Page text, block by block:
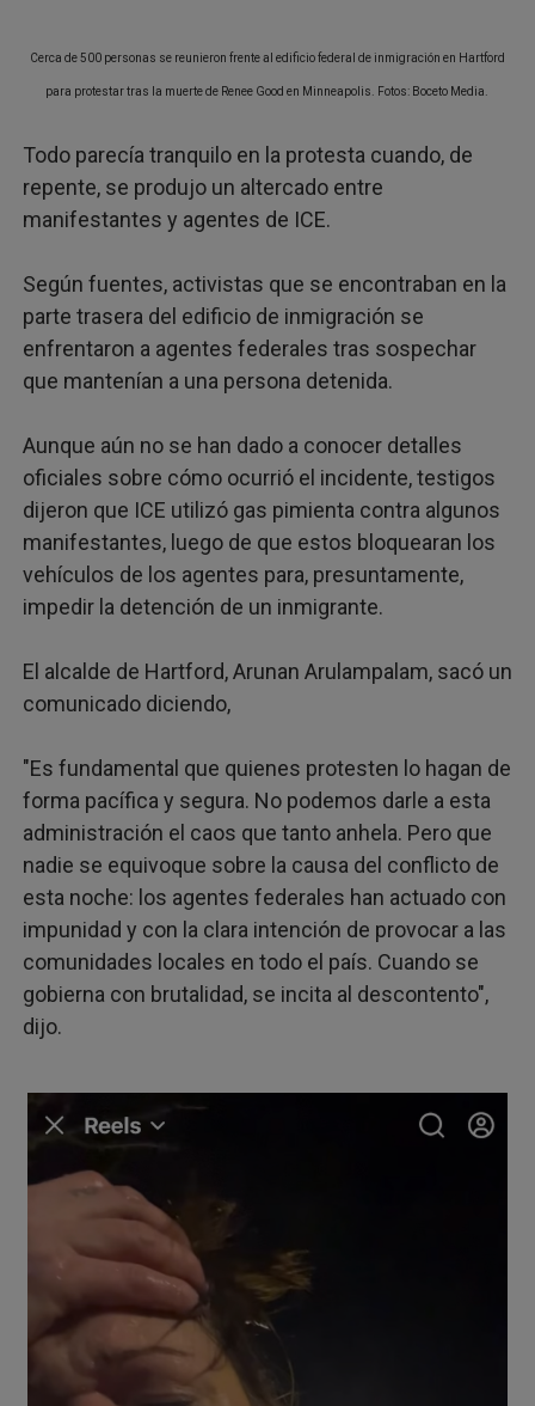
Cerca de 500 personas se reunieron frente al edificio federal de inmigración en Hartford
para protestar tras la muerte de Renee Good en Minneapolis. Fotos: Boceto Media.
Todo parecía tranquilo en la protesta cuando, de
repente, se produjo un altercado entre
manifestantes y agentes de ICE.
Según fuentes, activistas que se encontraban en la
parte trasera del edificio de inmigración se
enfrentaron a agentes federales tras sospechar
que mantenían a una persona detenida.
Aunque aún no se han dado a conocer detalles
oficiales sobre cómo ocurrió el incidente, testigos
dijeron que ICE utilizó gas pimienta contra algunos
manifestantes, luego de que estos bloquearan los
vehículos de los agentes para, presuntamente,
impedir la detención de un inmigrante.
El alcalde de Hartford, Arunan Arulampalam, sacó un
comunicado diciendo,
"Es fundamental que quienes protesten lo hagan de
forma pacífica y segura. No podemos darle a esta
administración el caos que tanto anhela. Pero que
nadie se equivoque sobre la causa del conflicto de
esta noche: los agentes federales han actuado con
impunidad y con la clara intención de provocar a las
comunidades locales en todo el país. Cuando se
gobierna con brutalidad, se incita al descontento",
dijo.